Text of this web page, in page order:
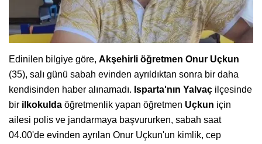
Edinilen bilgiye göre, Akşehirli öğretmen Onur Uçkun
(35), salı günü sabah evinden ayrıldıktan sonra bir daha
kendisinden haber alınamadı. Isparta'nın Yalvaç ilçesinde
bir ilkokulda öğretmenlik yapan öğretmen Uçkun için
ailesi polis ve jandarmaya başvururken, sabah saat
04.00'de evinden ayrılan Onur Uçkun'un kimlik, cep